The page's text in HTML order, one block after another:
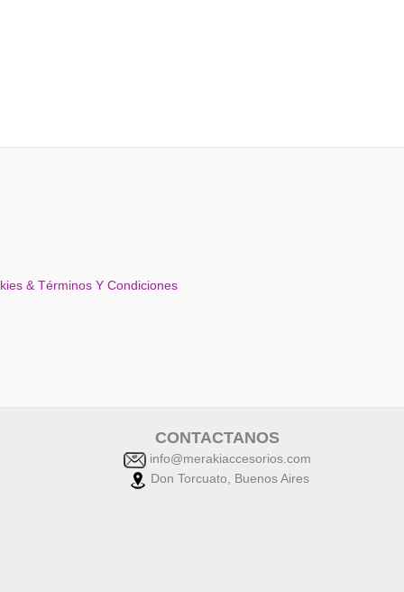
& Términos Y Condiciones
CONTACTANOS
info@merakiaccesorios.com
Don Torcuato, Buenos Aires